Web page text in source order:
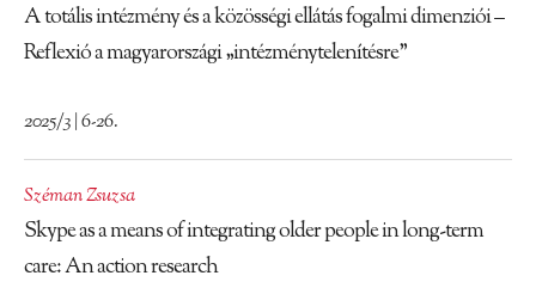
A totális intézmény és a közösségi ellátás fogalmi dimenziói –
Reflexió a magyarországi „intézménytelenítésre”
2025/3 | 6-26.
Széman Zsuzsa
Skype as a means of integrating older people in long-term
care: An action research